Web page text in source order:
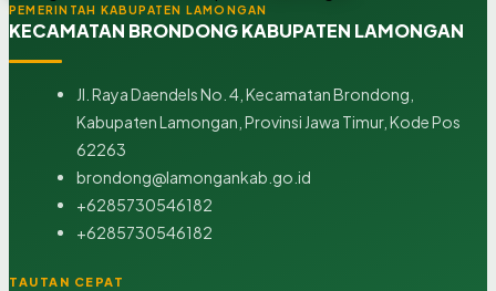
PEMERINTAH KABUPATEN LAMONGAN
KECAMATAN BRONDONG KABUPATEN LAMONGAN
Jl. Raya Daendels No. 4, Kecamatan Brondong,
Kabupaten Lamongan, Provinsi Jawa Timur, Kode Pos
62263
brondong@lamongankab.go.id
+6285730546182
+6285730546182
TAUTAN CEPAT